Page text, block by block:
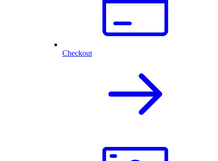
Checkout